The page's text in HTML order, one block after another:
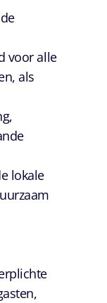
voor alle
als
lokale